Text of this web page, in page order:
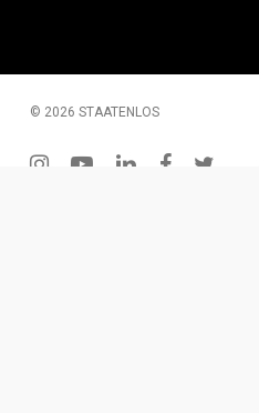
© 2026 STAATENLOS
instagramyoutubelinkedinfacebook
twitter